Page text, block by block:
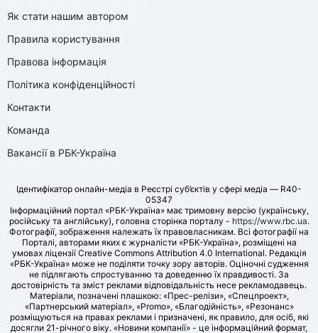
Як стати нашим автором
Правила користування
Правова інформація
Політика конфіденційності
Контакти
Команда
Вакансії в РБК-Україна
Ідентифікатор онлайн-медіа в Реєстрі суб’єктів у сфері медіа — R40-
05347
Інформаційний портал «РБК-Україна» має тримовну версію (українську,
російську та англійську), головна сторінка порталу - https://www.rbc.ua.
Фотографії, зображення належать їх правовласникам. Всі фотографії на
Порталі, авторами яких є журналісти «РБК-Україна», розміщені на
умовах ліцензії Creative Commons Attribution 4.0 International. Редакція
«РБК-Україна» може не поділяти точку зору авторів. Оціночні судження
не підлягають спростуванню та доведенню їх правдивості. За
достовірність та зміст реклами відповідальність несе рекламодавець.
Матеріали, позначені плашкою: «Прес-релізи», «Спецпроект»,
«Партнерський матеріал», «Promo», «Благодійність», «Резонанс»
розміщуються на правах реклами і призначені, як правило, для осіб, які
досягли 21-річного віку. «Новини компанії» - це інформаційний формат,